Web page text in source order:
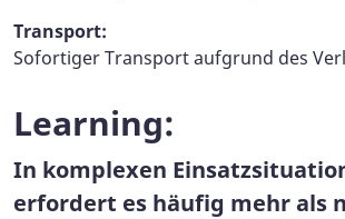
Transport:
Sofortiger Transport aufgrund des
Learning:
In komplexen
erfordert es häufig mehr als